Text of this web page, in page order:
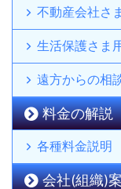
不動産会社さ
生活保護さま
遠方からの相
料金の解説
各種料金説明
会社(組織)